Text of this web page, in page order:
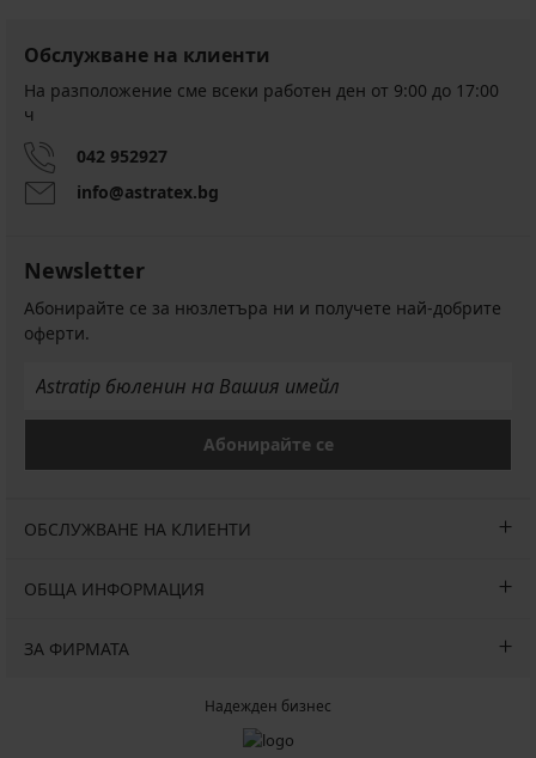
Панталон
за
бременни
Nadia
€
(105,60
лв.)
Панталон
за
бременни
Намаление
19,80
€
(38,73
€
лв.)
за
бременни
Wisk
46,99
лв.)
Обслужване на клиенти
На разположение сме всеки работен ден от 9:00 до 17:00
ч
042 952927
info@astratex.bg
Newsletter
Абонирайте се за нюзлетъра ни и получете най-добрите
оферти.
Абонирайте се
ОБСЛУЖВАНЕ НА КЛИЕНТИ
ОБЩА ИНФОРМАЦИЯ
ЗА ФИРМАТА
Надежден бизнес